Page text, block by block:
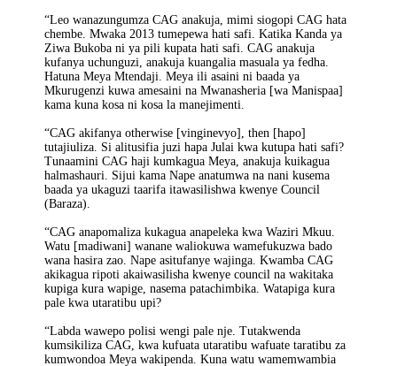
“Leo wanazungumza CAG anakuja, mimi siogopi CAG hata
chembe. Mwaka 2013 tumepewa hati safi. Katika Kanda ya
Ziwa Bukoba ni ya pili kupata hati safi. CAG anakuja
kufanya uchunguzi, anakuja kuangalia masuala ya fedha.
Hatuna Meya Mtendaji. Meya ili asaini ni baada ya
Mkurugenzi kuwa amesaini na Mwanasheria [wa Manispaa]
kama kuna kosa ni kosa la manejimenti.
“CAG akifanya otherwise [vinginevyo], then [hapo]
tutajiuliza. Si alitusifia juzi hapa Julai kwa kutupa hati safi?
Tunaamini CAG haji kumkagua Meya, anakuja kuikagua
halmashauri. Sijui kama Nape anatumwa na nani kusema
baada ya ukaguzi taarifa itawasilishwa kwenye Council
(Baraza).
“CAG anapomaliza kukagua anapeleka kwa Waziri Mkuu.
Watu [madiwani] wanane waliokuwa wamefukuzwa bado
wana hasira zao. Nape asitufanye wajinga. Kwamba CAG
akikagua ripoti akaiwasilisha kwenye council na wakitaka
kupiga kura wapige, nasema patachimbika. Watapiga kura
pale kwa utaratibu upi?
“Labda wawepo polisi wengi pale nje. Tutakwenda
kumsikiliza CAG, kwa kufuata utaratibu wafuate taratibu za
kumwondoa Meya wakipenda. Kuna watu wamemwambia